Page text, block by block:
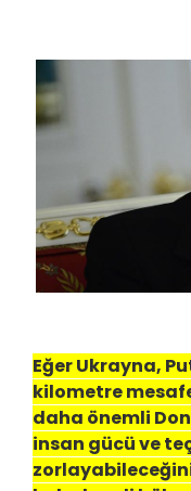
Eğer Ukrayna,
kilometre
daha önemli
insan gücü ve